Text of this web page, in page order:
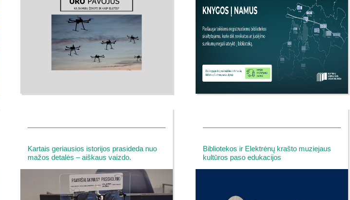
Kartais geriausios istorijos prasideda nuo
mažos detalės – aiškaus vaizdo.
Bibliotekos ir Elektrėnų krašto muziejaus
kultūros paso edukacijos